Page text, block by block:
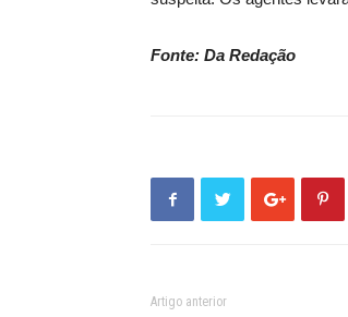
Fonte: Da Redação
Artigo anterior